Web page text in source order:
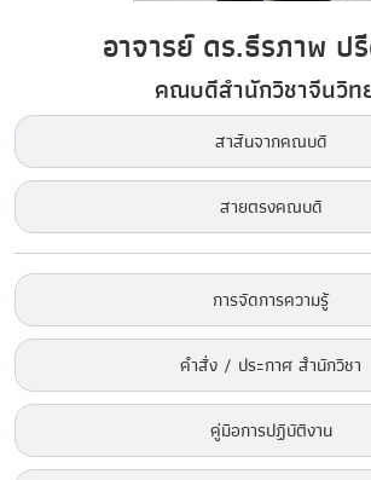
อาจารย์ ดร.ธีรภาพ ป
คณบดีสำนักวิชาจีนวิท
สาส์นจากคณบดี
สายตรงคณบดี
การจัดการความรู้
คำสั่ง / ประกาศ สำนักวิชา
คู่มือการปฏิบัติงาน